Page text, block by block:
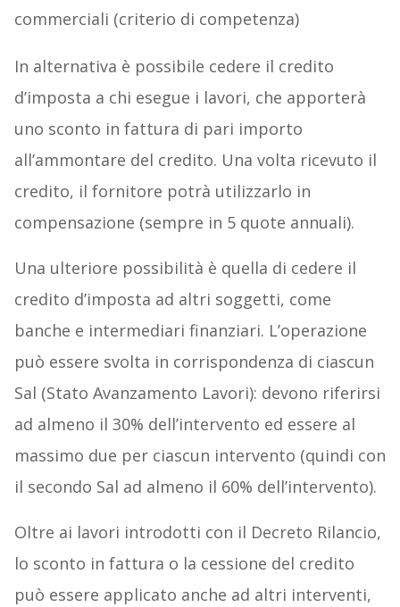
commerciali (criterio di competenza)
In alternativa è possibile cedere il credito
d’imposta a chi esegue i lavori, che apporterà
uno sconto in fattura di pari importo
all’ammontare del credito. Una volta ricevuto il
credito, il fornitore potrà utilizzarlo in
compensazione (sempre in 5 quote annuali).
Una ulteriore possibilità è quella di cedere il
credito d’imposta ad altri soggetti, come
banche e intermediari finanziari. L’operazione
può essere svolta in corrispondenza di ciascun
Sal (Stato Avanzamento Lavori): devono riferirsi
ad almeno il 30% dell’intervento ed essere al
massimo due per ciascun intervento (quindi con
il secondo Sal ad almeno il 60% dell’intervento).
Oltre ai lavori introdotti con il Decreto Rilancio,
lo sconto in fattura o la cessione del credito
può essere applicato anche ad altri interventi,